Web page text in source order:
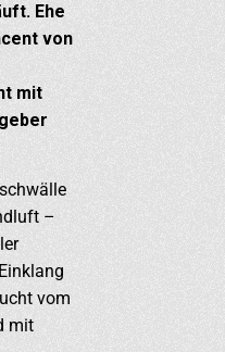
Ehe
von
mit
–
vom
mit